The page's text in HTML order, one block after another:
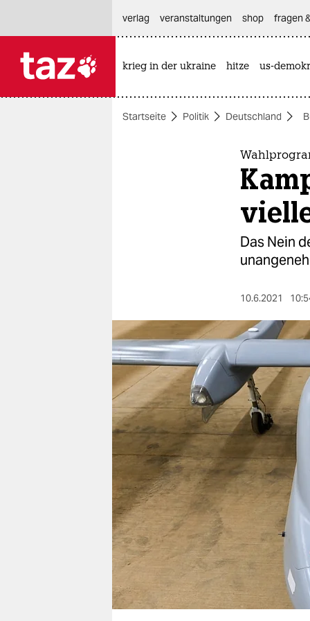
themen
nord
wahrheit
verlag
verlag
veranstaltungen
shop
fragen & hilfe
unterstützen
abo
genossenschaft
verlag
veranstaltungen shop fragen
krieg in der ukraine hitze us-
Startseite Politik Deutschland
Das Nein
10.6.2021